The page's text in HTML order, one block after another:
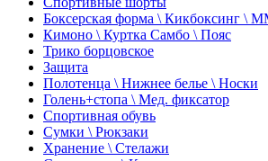
Боксерская форма \ Кикбоксинг \
Кимоно \ Куртка Самбо \ Пояс
Трико борцовское
Защита
Полотенца \ Нижнее белье \ Носки
Голень+стопа \ Мед. фиксатор
Спортивная обувь
Сумки \ Рюкзаки
Хранение \ Стелажи